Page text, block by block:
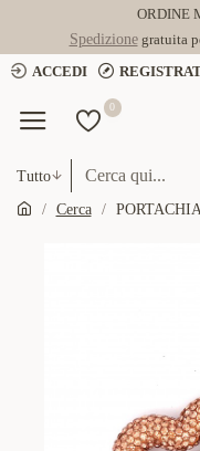
ORDINE
Spedizionegratuita
ACCEDI
0
Tutto
Cerca